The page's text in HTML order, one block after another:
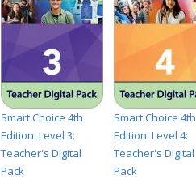
Smart Choice 4th
Edition: Level 3:
Teacher's Digital
Pack
Smart Choice 4th
Edition: Level 4:
Teacher's Digital
Pack